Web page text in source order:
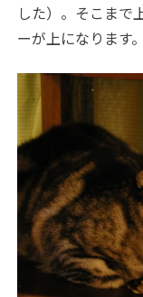
した）。そこまで
ーが上になります。